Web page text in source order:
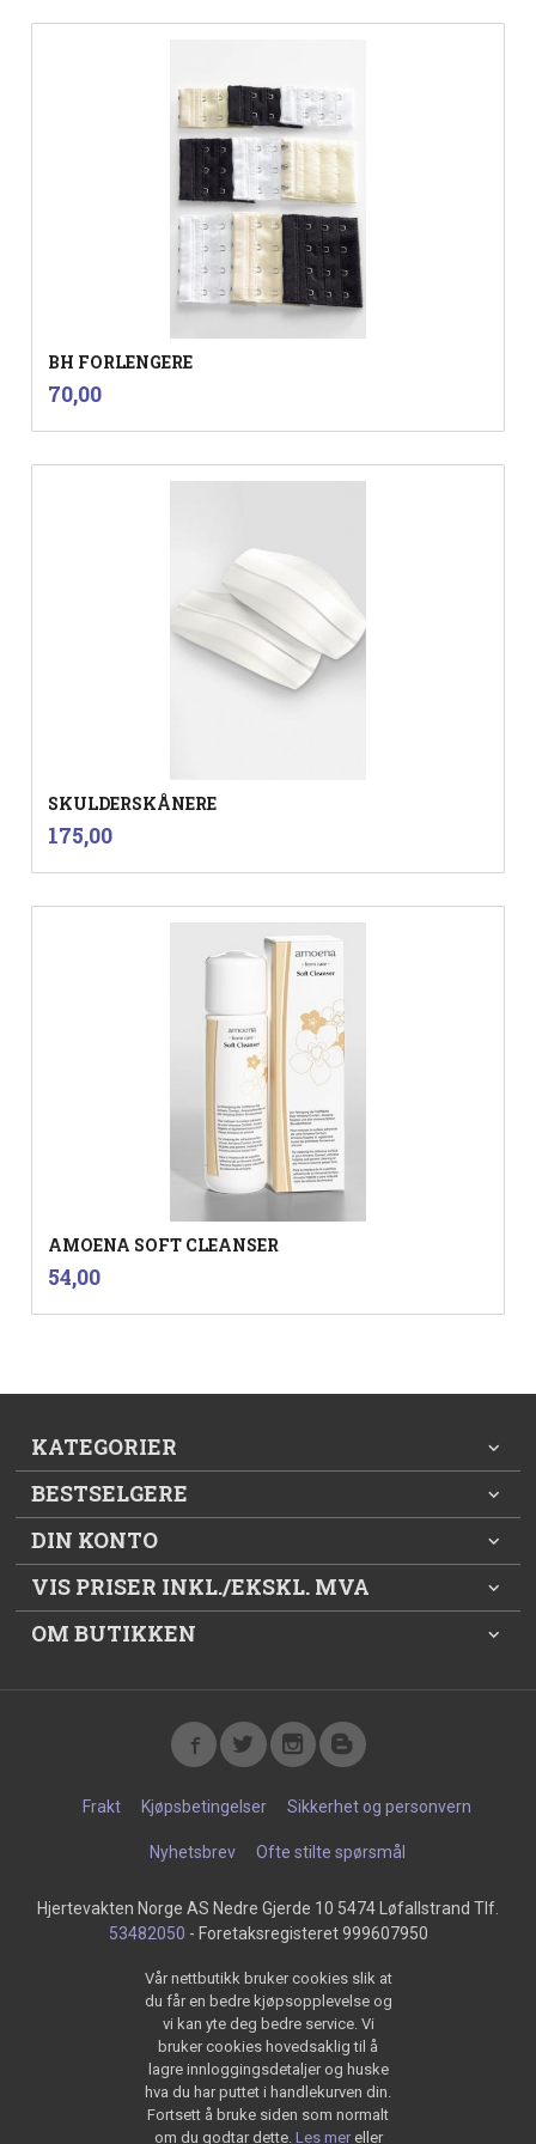
BH FORLENGERE
Pris
70,00
SKULDERSKÅNERE
Pris
175,00
AMOENA SOFT CLEANSER
Pris
54,00
KATEGORIER
BESTSELGERE
DIN KONTO
VIS PRISER INKL./EKSKL. MVA
OM BUTIKKEN
Frakt Kjøpsbetingelser Sikkerhet og personvern
Nyhetsbrev Ofte stilte spørsmål
Hjertevakten Norge AS Nedre Gjerde 10 5474 Løfallstrand Tlf.
53482050 - Foretaksregisteret 999607950
Vår nettbutikk bruker cookies slik at
du får en bedre kjøpsopplevelse og
vi kan yte deg bedre service. Vi
bruker cookies hovedsaklig til å
lagre innloggingsdetaljer og huske
hva du har puttet i handlekurven din.
Fortsett å bruke siden som normalt
om du godtar dette. Les mer eller